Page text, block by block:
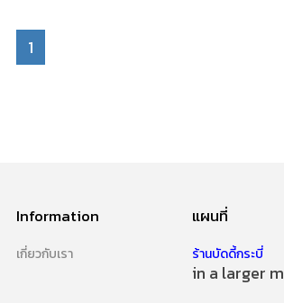
1
Information
เกี่ยวกับเรา
แผนที่
ร้านบัดดี้กระบี่
in a larger